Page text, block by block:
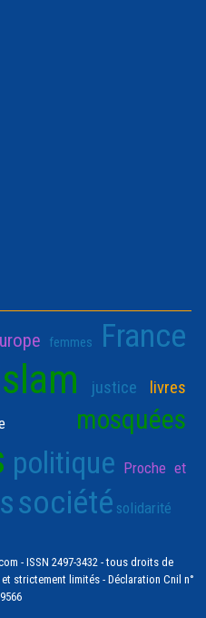
femmes France
justice livres
mosquées
politique Proche et
société solidarité
- ISSN 2497-3432 - tous droits de
strictement limités - Déclaration Cnil n°